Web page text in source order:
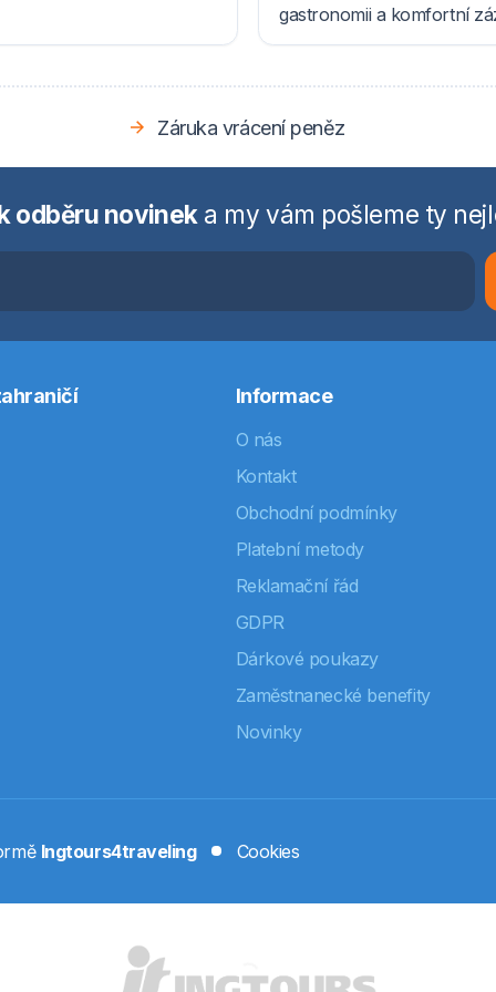
gastronomii a komfortní
Záruka vrácení peněz
odběru novinek a my vám pošleme ty
Informace
O nás
Kontakt
Obchodní podmínky
Platební metody
Reklamační řád
GDPR
Dárkové poukazy
Zaměstnanecké benefity
Novinky
Ingtours4traveling Cookies